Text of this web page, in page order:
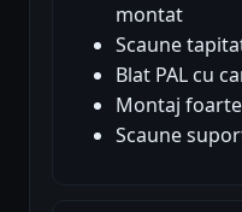
montat
Scaune
Blat PAL cu
Montaj
Scaune